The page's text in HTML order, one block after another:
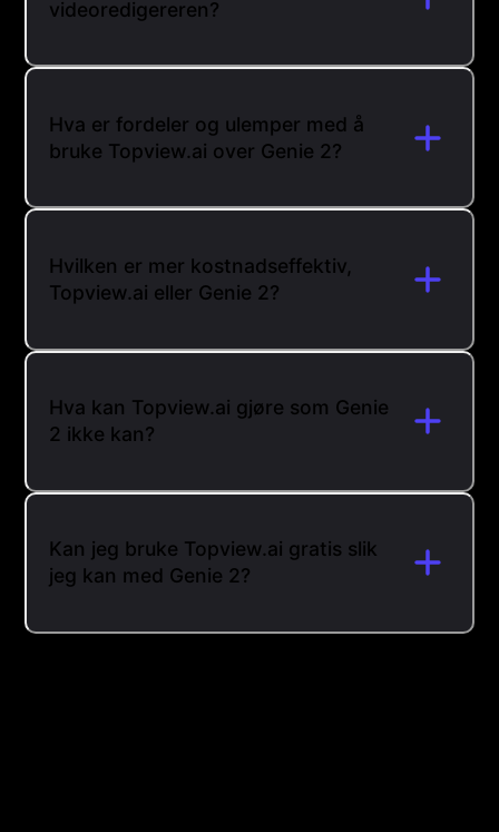
videoredigereren?
Hva er fordeler og ulemper med å
bruke Topview.ai over Genie 2?
Hvilken er mer kostnadseffektiv,
Topview.ai eller Genie 2?
Hva kan Topview.ai gjøre som Genie
2 ikke kan?
Kan jeg bruke Topview.ai gratis slik
jeg kan med Genie 2?